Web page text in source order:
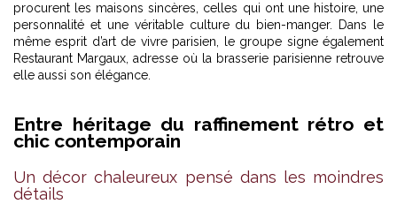
procurent les maisons sincères, celles qui ont une histoire, une
personnalité et une véritable culture du bien-manger. Dans le
même esprit d’art de vivre parisien, le groupe signe également
Restaurant Margaux , adresse où la brasserie parisienne retrouve
elle aussi son élégance.
Entre héritage du raffinement rétro et
chic contemporain
Un décor chaleureux pensé dans les moindres
détails